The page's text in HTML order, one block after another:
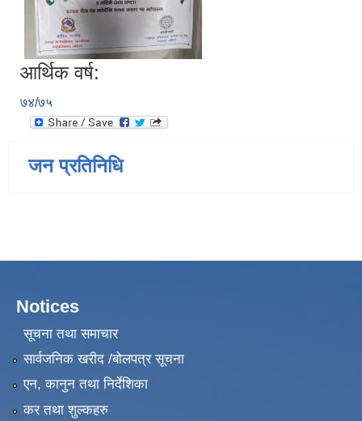
आर्थिक वर्ष:
७४/७५
जन प्रतिनिधि
Notices
सूचना तथा समाचार
सार्वजनिक खरीद /बोलपत्र सूचना
एन, कानुन तथा निर्देशिका
कर तथा शुल्कहरु